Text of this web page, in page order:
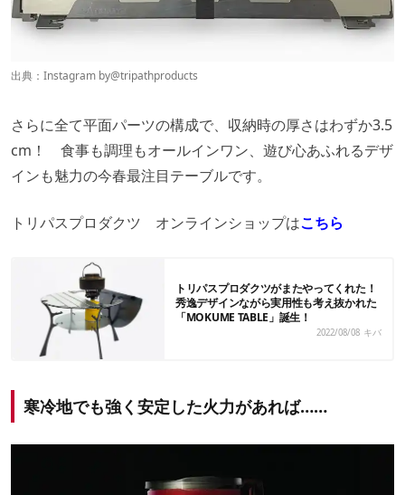
出典：Instagram by@tripathproducts
さらに全て平面パーツの構成で、収納時の厚さはわずか3.5
cm！ 食事も調理もオールインワン、遊び心あふれるデザ
インも魅力の今春最注目テーブルです。
トリパスプロダクツ オンラインショップはこちら
トリパスプロダクツがまたやってくれた！
秀逸デザインながら実用性も考え抜かれた
「MOKUME TABLE」誕生！
2022/08/08 キバ
寒冷地でも強く安定した火力があれば……